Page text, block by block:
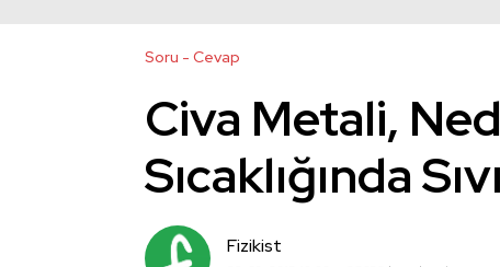
Soru - Cevap
Civa Metali,
Sıcaklığında
Fizikist